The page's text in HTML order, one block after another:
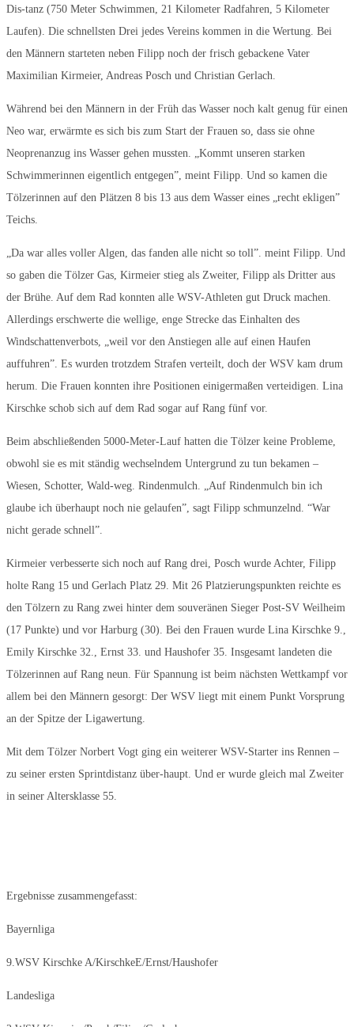
Dis-tanz (750 Meter Schwimmen, 21 Kilometer Radfahren, 5 Kilometer
Laufen). Die schnellsten Drei jedes Vereins kommen in die Wertung. Bei
den Männern starteten neben Filipp noch der frisch gebackene Vater
Maximilian Kirmeier, Andreas Posch und Christian Gerlach.
Während bei den Männern in der Früh das Wasser noch kalt genug für einen
Neo war, erwärmte es sich bis zum Start der Frauen so, dass sie ohne
Neoprenanzug ins Wasser gehen mussten. „Kommt unseren starken
Schwimmerinnen eigentlich entgegen”, meint Filipp. Und so kamen die
Tölzerinnen auf den Plätzen 8 bis 13 aus dem Wasser eines „recht ekligen”
Teichs.
„Da war alles voller Algen, das fanden alle nicht so toll”. meint Filipp. Und
so gaben die Tölzer Gas, Kirmeier stieg als Zweiter, Filipp als Dritter aus
der Brühe. Auf dem Rad konnten alle WSV-Athleten gut Druck machen.
Allerdings erschwerte die wellige, enge Strecke das Einhalten des
Windschattenverbots, „weil vor den Anstiegen alle auf einen Haufen
auffuhren”. Es wurden trotzdem Strafen verteilt, doch der WSV kam drum
herum. Die Frauen konnten ihre Positionen einigermaßen verteidigen. Lina
Kirschke schob sich auf dem Rad sogar auf Rang fünf vor.
Beim abschließenden 5000-Meter-Lauf hatten die Tölzer keine Probleme,
obwohl sie es mit ständig wechselndem Untergrund zu tun bekamen –
Wiesen, Schotter, Wald-weg. Rindenmulch. „Auf Rindenmulch bin ich
glaube ich überhaupt noch nie gelaufen”, sagt Filipp schmunzelnd. “War
nicht gerade schnell”.
Kirmeier verbesserte sich noch auf Rang drei, Posch wurde Achter, Filipp
holte Rang 15 und Gerlach Platz 29. Mit 26 Platzierungspunkten reichte es
den Tölzern zu Rang zwei hinter dem souveränen Sieger Post-SV Weilheim
(17 Punkte) und vor Harburg (30). Bei den Frauen wurde Lina Kirschke 9.,
Emily Kirschke 32., Ernst 33. und Haushofer 35. Insgesamt landeten die
Tölzerinnen auf Rang neun. Für Spannung ist beim nächsten Wettkampf vor
allem bei den Männern gesorgt: Der WSV liegt mit einem Punkt Vorsprung
an der Spitze der Ligawertung.
Mit dem Tölzer Norbert Vogt ging ein weiterer WSV-Starter ins Rennen –
zu seiner ersten Sprintdistanz über-haupt. Und er wurde gleich mal Zweiter
in seiner Altersklasse 55.
Ergebnisse zusammengefasst:
Bayernliga
9.WSV Kirschke A/KirschkeE/Ernst/Haushofer
Landesliga